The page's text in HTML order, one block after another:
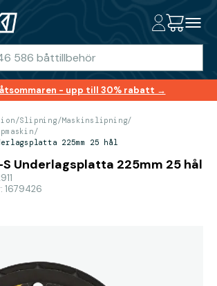
- upp till 30% rabatt →
/Slipning/Maskinslipning/
/
225mm 25 hål
S Underlagsplatta 225mm 25 hål
1679426